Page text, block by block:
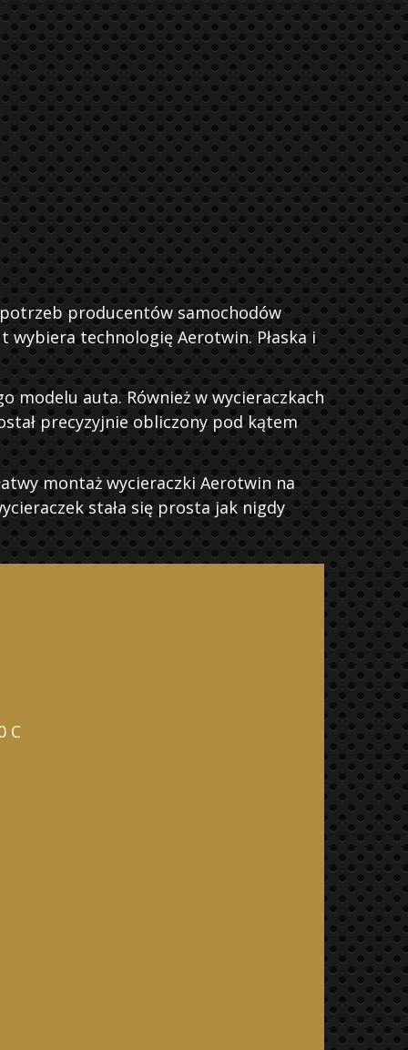
producentów samochodów
technologię Aerotwin. Płaska i
modelu auta. Również w wycieraczkach
precyzyjnie obliczony pod kątem
montaż wycieraczki Aerotwin na
stała się prosta jak nigdy
C